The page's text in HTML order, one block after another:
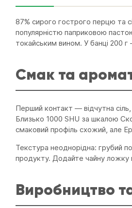
87% сирого гострого перцю та
популярністю паприковою
токайським вином. У банці 200
Смак та
Перший контакт — відчутна
Близько 1000 SHU за шкалою
смаковий профіль схожий, але
Текстура неоднорідна: грубий
продукту. Додайте чайну ложку
Виробництво